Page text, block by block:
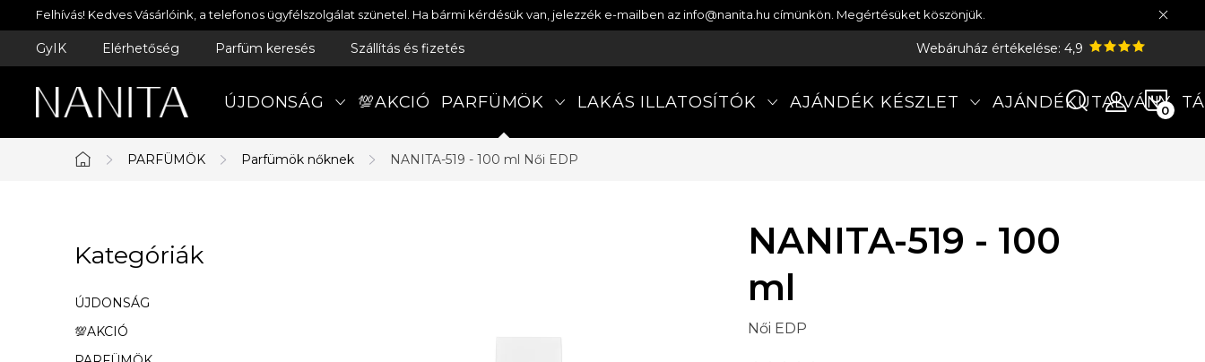
Ugrás
a
Felhívás! Kedves Vásárlóink, a telefonos ügyfélszolgálat szünetel. Ha bármi kérdésük van, jelezzék e-mailben az info@nanita.hu címünkön. Megértésüket köszönjük.
GyIK Elérhetőség Parfüm keresés Szállítás és fizetés Webáruház értékelése: 4,9
ÚJDONSÁG 💯AKCIÓ PARFÜMÖK LAKÁS ILLATOSÍTÓK AJÁNDÉK KÉSZLET AJÁNDÉKUTALVÁNY
Kezdőlap
PARFÜMÖK Parfümök nőknek NANITA-519 - 100 ml Női EDP
l
d
a
Kategóriák
átugrása
Kategóriák
ÚJDONSÁG
💯AKCIÓ
NANITA-519 - 100
ml
Női EDP